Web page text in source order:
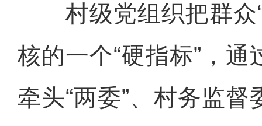
村级党组织把群众“
核的一个“硬指标”，
牵头“两委”、村务监督